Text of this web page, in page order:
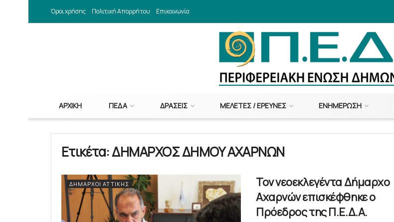
Όροι χρήσης Πολιτική Απορρήτου Επικοινωνία
ΑΡΧΙΚΉ ΠΕΔΑ ΔΡΆΣΕΙΣ ΜΕΛΈΤΕΣ / ΈΡΕΥΝΕΣ ΕΝΗΜΈΡΩΣΗ
Ετικέτα:ΔΗΜΑΡΧΟΣ ΔΗΜΟΥ ΑΧΑΡΝΩΝ
ΔΉΜΑΡΧΟΙ ΑΤΤΙΚΉΣ
Τον νεοεκλεγέντα Δήμαρχο
Αχαρνών επισκέφθηκε ο
Πρόεδρος της Π.Ε.Δ.Α.